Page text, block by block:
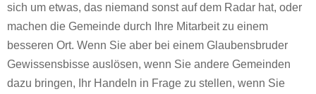
sich um etwas, das niemand sonst auf dem Radar hat, oder
machen die Gemeinde durch Ihre Mitarbeit zu einem
besseren Ort. Wenn Sie aber bei einem Glaubensbruder
Gewissensbisse auslösen, wenn Sie andere Gemeinden
dazu bringen, Ihr Handeln in Frage zu stellen, wenn Sie